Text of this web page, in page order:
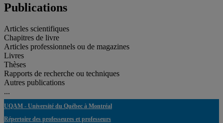
Publications
Articles scientifiques
Chapitres de livre
Articles professionnels ou de magazines
Livres
Thèses
Rapports de recherche ou techniques
Autres publications
...
UQAM - Université du Québec à Montréal
Répertoire des professeures et professeurs